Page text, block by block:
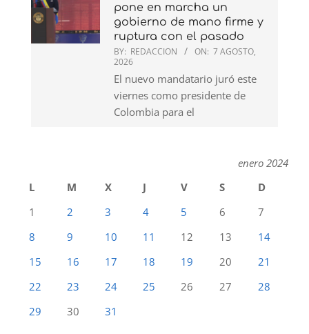
pone en marcha un
gobierno de mano firme y
ruptura con el pasado
BY: REDACCION ON: 7 AGOSTO,
2026
El nuevo mandatario juró este
viernes como presidente de
Colombia para el
enero 2024
L
M X J V S
D
1
2 3 4 5 6
7
8
9 10 11 12 13
14
15
16 17 18 19 20
21
22
23 24 25 26 27
28
29
30 31